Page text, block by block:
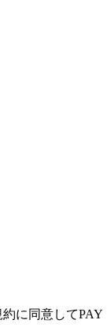
に同意して